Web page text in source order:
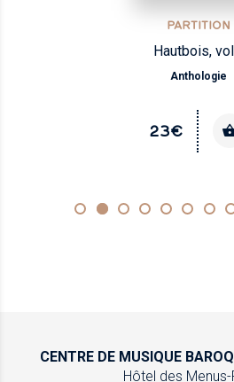
PARTITION
Hautbois,
Anthologie
23€
CENTRE DE MUSIQUE
Hôtel des Menus-